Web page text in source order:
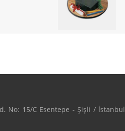
No: 15/C Esentepe - Şişli / İstanbul